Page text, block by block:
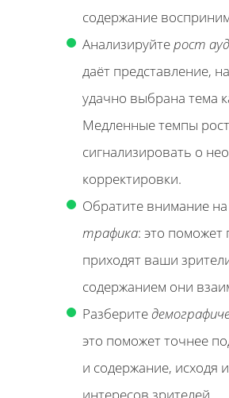
содержание
Анализируйтерост
даёт представление,
удачно выбрана тема
Медленные темпы
сигнализировать о
корректировки.
Обратите внимание на
трафика: это поможет
приходят ваши
содержанием они
Разберите
это поможет точнее
и содержание, исходя
интересов зрителей.